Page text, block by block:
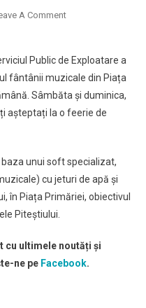
A CommentOn
Public de Exploatare a
fântânii muzicale din Piața
Sâmbăta și duminica,
așteptați la o feerie de
unui soft specializat,
cu jeturi de apă și
în Piața Primăriei, obiectivul
Piteștiului.
cu ultimele noutăți și
ne pe Facebook.